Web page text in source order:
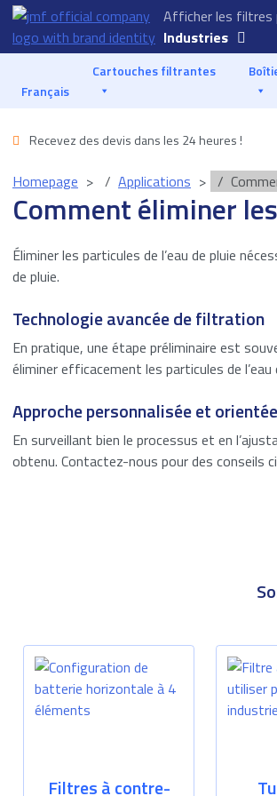
Afficher les filtres
Industries
Aquaculture
boissons
Filtration des
Offshore
Pétrole et gaz
Industrie de
Filtration de l’eau
Français
Cartouches filtrantes
Recevez des devis dans les 24 heures !
Homepage Applications
Comment éliminer
Éliminer les particules de l’eau de pluie
de pluie.
Technologie avancée de filtration
En pratique, une étape préliminaire est
éliminer efficacement les particules de l’eau
Approche personnalisée et
En surveillant bien le processus et en
obtenu. Contactez-nous pour des conseils
Filtres à contre-